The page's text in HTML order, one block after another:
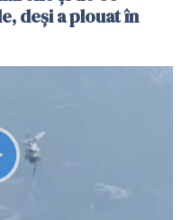
deși a plouat în